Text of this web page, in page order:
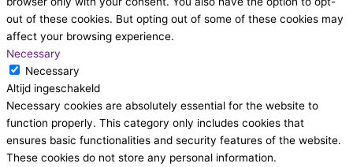
out of these cookies. But opting out of some of these cookies may
affect your browsing experience.
Necessary
Necessary
Altijd ingeschakeld
Necessary cookies are absolutely essential for the website to
function properly. This category only includes cookies that
ensures basic functionalities and security features of the website.
These cookies do not store any personal information.